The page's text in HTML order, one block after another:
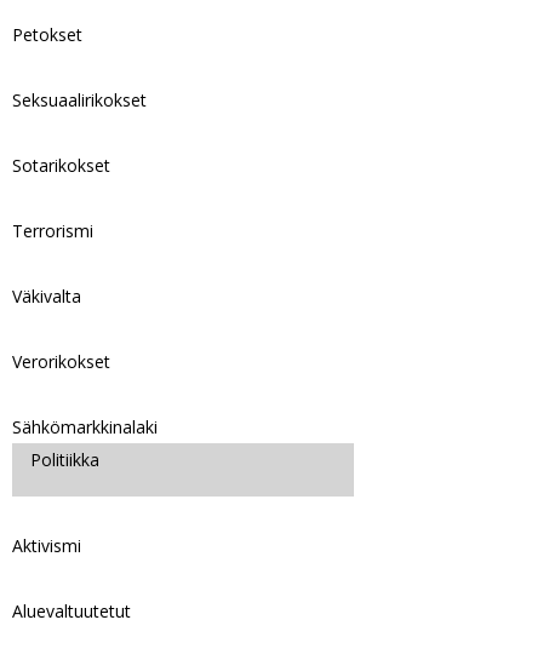
Petokset
Seksuaalirikokset
Sotarikokset
Terrorismi
Väkivalta
Verorikokset
Sähkömarkkinalaki
Politiikka
Aktivismi
Aluevaltuutetut